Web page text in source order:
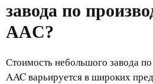
завода по
AAC?
Стоимость небольшого завода
AAC варьируется в широких